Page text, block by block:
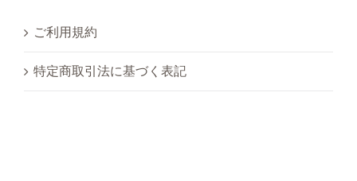
ご利用規約
特定商取引法に基づく表記